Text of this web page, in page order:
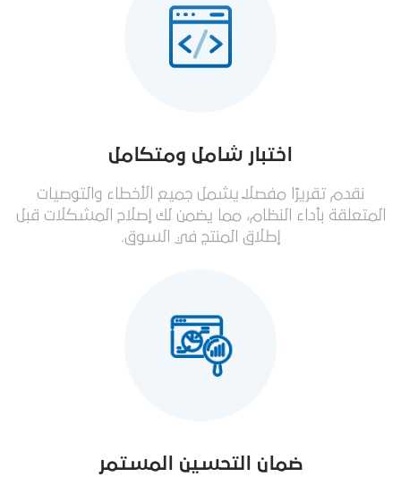
اختبار شامل ومتكامل
نقدم تقريرًا مفصلًا يشمل جميع الأخطاء والتوصيات
المتعلقة بأداء النظام، مما يضمن لك إصلاح المشكلات قبل
إطلاق المنتج في السوق.
ضمان التحسين المستمر